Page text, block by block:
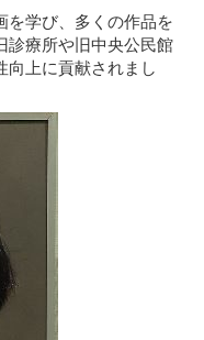
を学び、多くの作品を
診療所や旧中央公民館
向上に貢献されまし